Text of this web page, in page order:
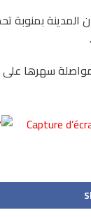
بمنوبة
سهرها